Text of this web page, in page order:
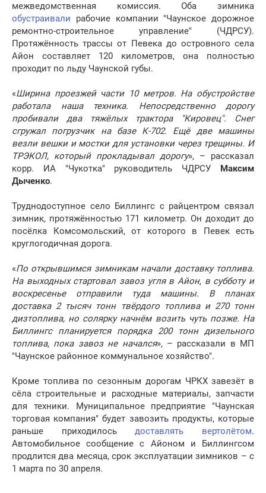
межведомственная комиссия. Оба зимника
обустраивали рабочие компании "Чаунское дорожное
ремонтно-строительное управление" (ЧДРСУ).
Протяжённость трассы от Певека до островного села
Айон составляет 120 километров, она полностью
проходит по льду Чаунской губы.
«Ширина проезжей части 10 метров. На обустройстве
работала наша техника. Непосредственно дорогу
пробивали два тяжёлых трактора "Кировец". Снег
сгружал погрузчик на базе К-702. Ещё две машины
везли вешки и мостки для установки через трещины. И
ТРЭКОЛ, который прокладывал дорогу», – рассказал
корр. ИА "Чукотка" руководитель ЧДРСУ
Максим
Дыченко.
Труднодоступное село Биллингс с райцентром связал
зимник, протяжённостью 171 километр. Он доходит до
посёлка Комсомольский, от которого в Певек есть
круглогодичная дорога.
«По открывшимся зимникам начали доставку топлива.
На выходных стартовал завоз угля в Айон, в субботу и
воскресенье отправили туда машины. В планах
доставка 2 тысяч тонн твёрдого топлива и 270 тонн
дизтоплива, но солярку начнём возить чуть позже. На
Биллингс планируется порядка 200 тонн дизельного
топлива, пока завоз не начался», – рассказали в МП
"Чаунское районное коммунальное хозяйство".
Кроме топлива по сезонным дорогам ЧРКХ завезёт в
сёла строительные и расходные материалы, запчасти
для техники. Муниципальное предприятие "Чаунская
торговая компания" будет завозить продукты, которые
раньше приходилосьдоставлять вертолётом.
Автомобильное сообщение с Айоном и Биллингсом
продлится два месяца, срок эксплуатации зимников – с
1 марта по 30 апреля.